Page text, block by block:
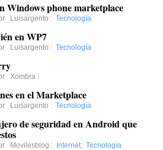
Windows phone marketplace
Luisargento : Tecnología
en WP7
Luisargento : Tecnología
Xombra :
en el Marketplace
Luisargento : Tecnología
de seguridad en Android que
Movilesblog : Internet, Tecnología